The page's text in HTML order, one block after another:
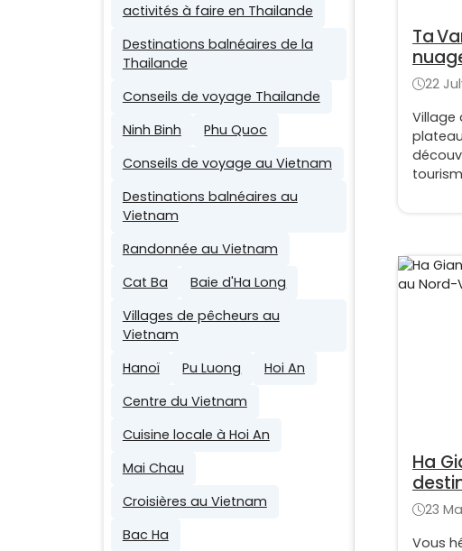
activités à faire en Thailande
Destinations balnéaires de la
Thailande
Conseils de voyage Thailande
Ninh Binh
Phu Quoc
Conseils de voyage au Vietnam
Destinations balnéaires au
Vietnam
Randonnée au Vietnam
Cat Ba
Baie d'Ha Long
Villages de pêcheurs au
Vietnam
Hanoï
Pu Luong
Hoi An
Centre du Vietnam
Cuisine locale à Hoi An
Mai Chau
Croisières au Vietnam
Bac Ha
Ta
22
Village
Ha
23
Vous